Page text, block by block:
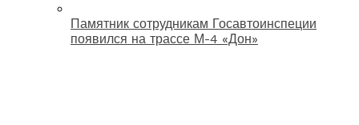
Памятник сотрудникам Госавтоинспеции
появился на трассе М-4 «Дон»